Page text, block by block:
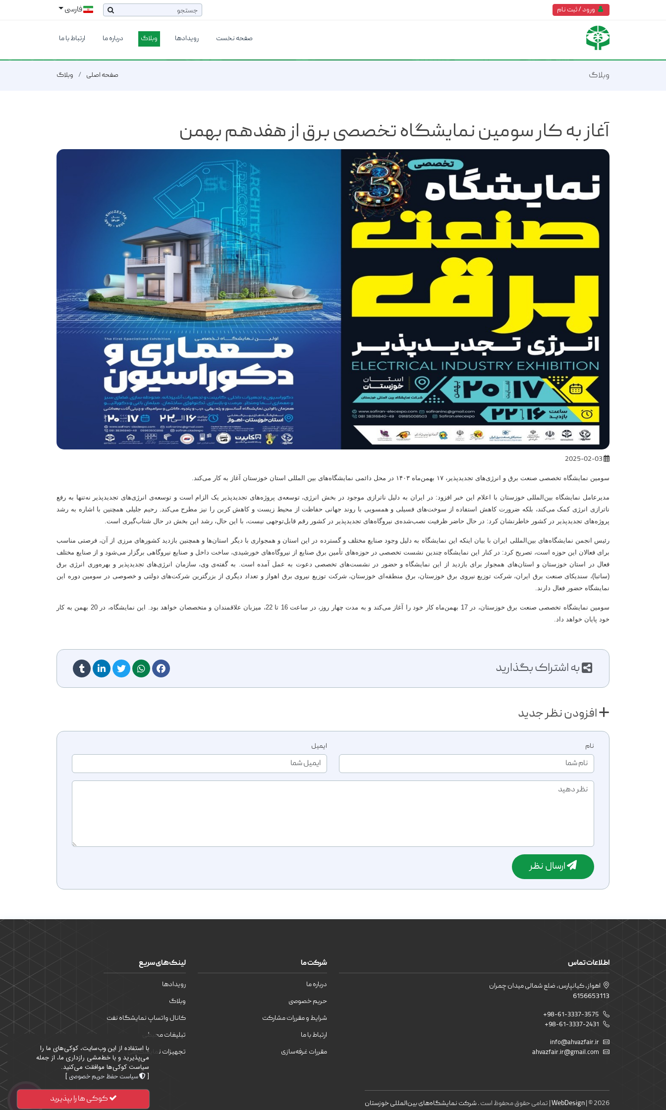
ورود / ثبت نام فارسی
صفحه نخست رویدادها وبلاگ درباره ما ارتباط با ما
وبلاگ صفحه اصلی وبلاگ
آغاز به کار سومین نمایشگاه تخصصی برق از هفدهم بهمن
سومین نمایشگاه تخصصی صنعت برق و انرژی‌های تجدیدپذیر، ۱۷ بهمن‌ماه ۱۴۰۳ در محل دائمی نمایشگاه‌های بین المللی استان خوزستان آغاز به کار می‌کند.
مدیرعامل نمایشگاه بین‌المللی خوزستان با اعلام این خبر افزود: در ایران به دلیل ناترازی موجود در بخش انرژی، توسعه‌ی پروژه‌های تجدیدپذیر یک الزام است و توسعه‌ی انرژی‌های تجدیدپذیر نه‌تنها به رفع
ناترازی انرژی کمک می‌کند، بلکه ضرورت کاهش استفاده از سوخت‌های فسیلی و همسویی با روند جهانی حفاظت از محیط زیست و کاهش کربن را نیز مطرح می‌کند. رحیم جلیلی همچنین با اشاره به رشد
پروژه‌های تجدیدپذیر در کشور خاطرنشان کرد: در حال حاضر ظرفیت نصب‌شده‌ی نیروگاه‌های تجدیدپذیر در کشور رقم قابل‌توجهی نیست، با این حال، رشد این بخش در حال شتاب‌گیری است.
رئیس انجمن نمایشگاه‌های بین‌المللی ایران با بیان اینکه این نمایشگاه به دلیل وجود صنایع مختلف و گسترده در این استان و همجواری با دیگر استان‌ها و همچنین بازدید کشورهای مرزی از آن، فرصتی مناسب
برای فعالان این حوزه است، تصریح کرد: در کنار این نمایشگاه چندین نشست تخصصی در حوزه‌های تأمین برق صنایع از نیروگاه‌های خورشیدی، ساخت داخل و صنایع نیروگاهی برگزار می‌شود و از صنایع مختلف
فعال در استان خوزستان و استان‌های همجوار برای بازدید از این نمایشگاه و حضور در نشست‌های تخصصی دعوت به عمل آمده است. به گفته‌ی وی، سازمان انرژی‌های تجدیدپذیر و بهره‌وری انرژی برق
(ساتبا)، سندیکای صنعت برق ایران، شرکت توزیع نیروی برق خوزستان، برق منطقه‌ای خوزستان، شرکت توزیع نیروی برق اهواز و تعداد دیگری از بزرگترین شرکت‌های دولتی و خصوصی در سومین دوره این
نمایشگاه حضور فعال دارند.
سومین نمایشگاه تخصصی صنعت برق خوزستان، در 17 بهمن‌ماه کار خود را آغاز می‌کند و به مدت چهار روز، در ساعت 16 تا 22، میزبان علاقمندان و متخصصان خواهد بود. این نمایشگاه، در 20 بهمن به کار
خود پایان خواهد داد.
به اشتراک بگذارید
افزودن نظر جدید
نام ایمیل
ارسال نظر
اطلاعات تماس
اهواز، کیانپارس، ضلع شمالی میدان چمران
6156653113
+98-61-3337-3575
+98-61-3337-2431
info@ahvazfair.ir
ahvazfair.ir@gmail.com
شرکت ما
درباره ما
حریم خصوصی
شرایط و مقررات مشارکت
ارتباط با ما
مقررات غرفه‌سازی
لینک‌های سریع
رویدادها
وبلاگ
کانال واتساپ نمایشگاه نفت
تبلیغات محیطی
تجهیزات نمایشگاهی
WebDesign | © 2026 | تمامی حقوق محفوظ است . شرکت نمایشگاه‌های بین‌المللی خوزستان
با استفاده از این وب‌سایت، کوکی‌های ما را
می‌پذیرید و با خط‌مشی رازداری ما، از جمله
سیاست کوکی‌ها موافقت می‌کنید.
[
سیاست حفظ حریم خصوصی ]
کوکی ها را بپذیرید